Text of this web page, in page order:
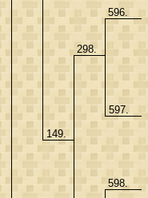
149.
298.
596.
597.
598.